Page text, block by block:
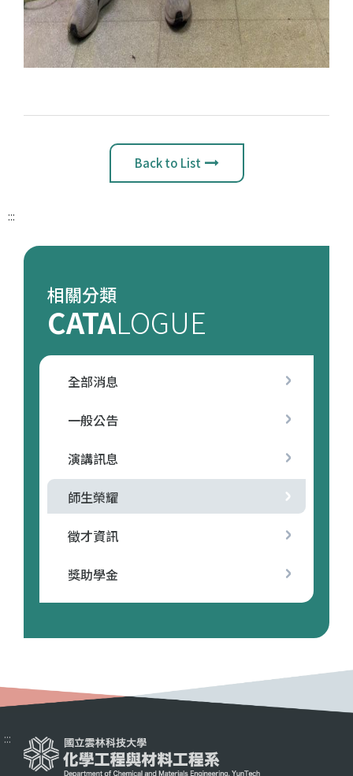
Back to List
:::
相關分類
CATALOGUE
全部消息
一般公告
演講訊息
師生榮耀
徵才資訊
獎助學金
:::